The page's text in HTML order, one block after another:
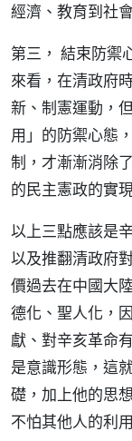
經濟、教育到社
第三， 結束防禦
來看，在清政府
新、制憲運動，
用」的防禦心態
制，才漸漸消除
的民主憲政的實
以上三點應該是
以及推翻清政府
價過去在中國大
德化、聖人化，
獻、對辛亥革命
是意識形態，這
礎，加上他的思
不怕其他人的利